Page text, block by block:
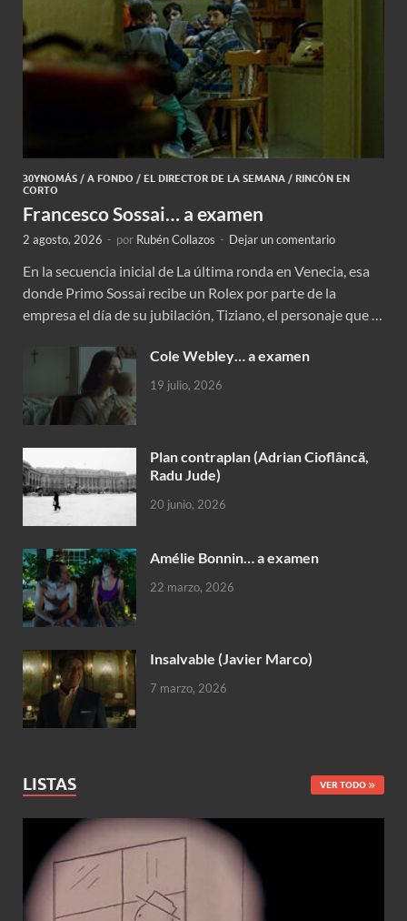
30YNOMÁS / A FONDO / EL DIRECTOR DE LA SEMANA / RINCÓN EN
CORTO
Francesco Sossai… a examen
2 agosto, 2026 - por Rubén Collazos - Dejar un comentario
En la secuencia inicial de La última ronda en Venecia, esa
donde Primo Sossai recibe un Rolex por parte de la
empresa el día de su jubilación, Tiziano, el personaje que …
Cole Webley… a examen
19 julio, 2026
Plan contraplan (Adrian Cioflâncã,
Radu Jude)
20 junio, 2026
Amélie Bonnin… a examen
22 marzo, 2026
Insalvable (Javier Marco)
7 marzo, 2026
LISTAS VER TODO